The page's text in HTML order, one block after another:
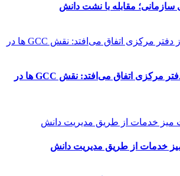
سازمانی؛ مقابله با نشت دانش
وقتی نوآوری دور از دفتر مرکزی اتفاق می‌افتد: نقش GCC ها در
خدمات از طریق مدیریت ‌دانش